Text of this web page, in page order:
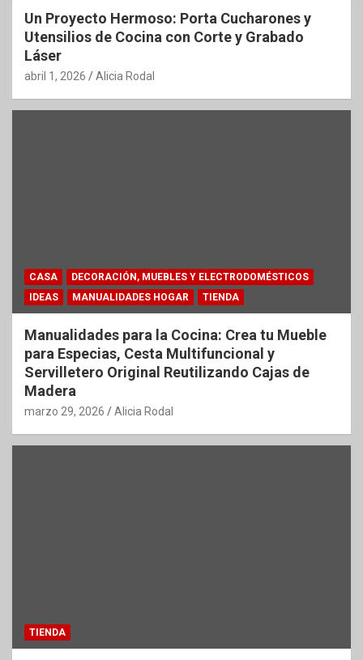
Un Proyecto Hermoso: Porta Cucharones y
Utensilios de Cocina con Corte y Grabado
Láser
abril 1, 2026 Alicia Rodal
CASA
DECORACIÓN, MUEBLES Y ELECTRODOMÉSTICOS
IDEAS
MANUALIDADES HOGAR TIENDA
Manualidades para la Cocina: Crea tu Mueble
para Especias, Cesta Multifuncional y
Servilletero Original Reutilizando Cajas de
Madera
marzo 29, 2026 Alicia Rodal
TIENDA